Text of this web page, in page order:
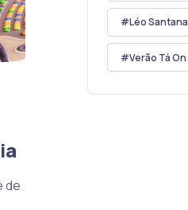
de
Léo Santana
Verão Tá On